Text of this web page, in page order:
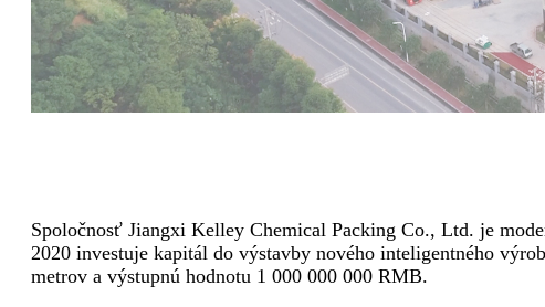
Spoločnosť Jiangxi Kelley Chemical Packing Co., Ltd. je
2020 investuje kapitál do výstavby nového inteligentného
metrov a výstupnú hodnotu 1 000 000 000 RMB.